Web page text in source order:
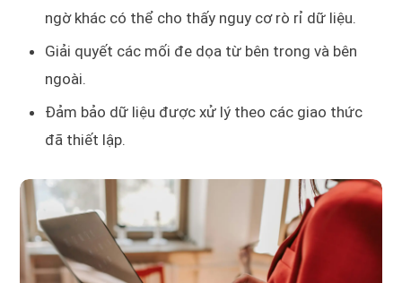
ngờ khác có thể cho thấy nguy cơ rò rỉ dữ liệu.
Giải quyết các mối đe dọa từ bên trong và bên
ngoài.
Đảm bảo dữ liệu được xử lý theo các giao thức
đã thiết lập.